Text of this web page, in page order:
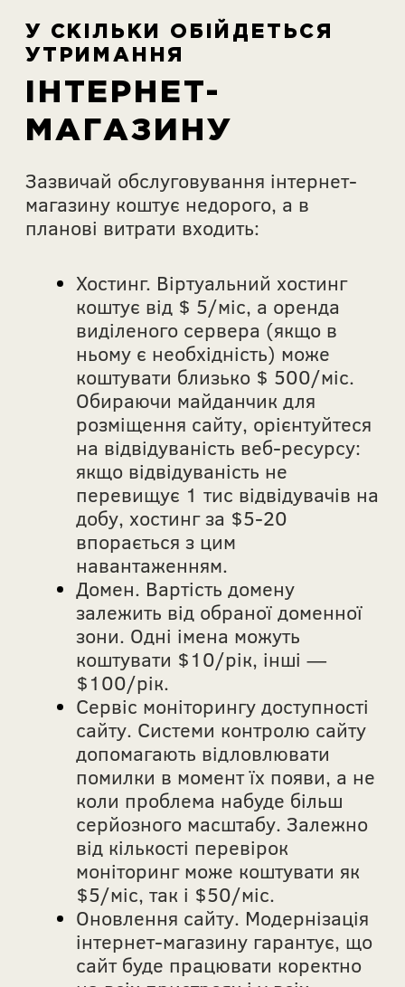
У СКІЛЬКИ ОБІЙДЕТЬСЯ
УТРИМАННЯ
ІНТЕРНЕТ-
МАГАЗИНУ
Зазвичай обслуговування інтернет-
магазину коштує недорого, а в
планові витрати входить:
Хостинг. Віртуальний хостинг
коштує від $ 5/міс, а оренда
виділеного сервера (якщо в
ньому є необхідність) може
коштувати близько $ 500/міс.
Обираючи майданчик для
розміщення сайту, орієнтуйтеся
на відвідуваність веб-ресурсу:
якщо відвідуваність не
перевищує 1 тис відвідувачів на
добу, хостинг за $5-20
впорається з цим
навантаженням.
Домен. Вартість домену
залежить від обраної доменної
зони. Одні імена можуть
коштувати $10/рік, інші —
$100/рік.
Сервіс моніторингу доступності
сайту. Системи контролю сайту
допомагають відловлювати
помилки в момент їх появи, а не
коли проблема набуде більш
серйозного масштабу. Залежно
від кількості перевірок
моніторинг може коштувати як
$5/міс, так і $50/міс.
Оновлення сайту. Модернізація
інтернет-магазину гарантує, що
сайт буде працювати коректно